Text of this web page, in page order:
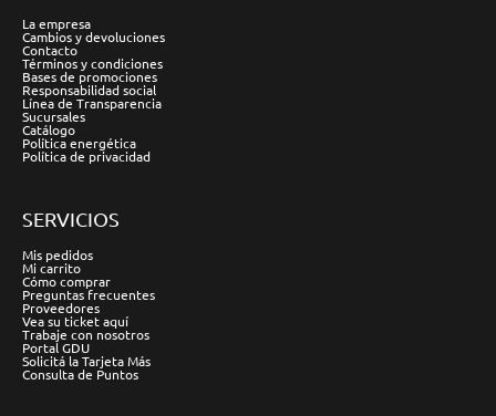
La empresa
Cambios y devoluciones
Contacto
Términos y condiciones
Bases de promociones
Responsabilidad social
Línea de Transparencia
Sucursales
Catálogo
Política energética
Política de privacidad
SERVICIOS
Mis pedidos
Mi carrito
Cómo comprar
Preguntas frecuentes
Proveedores
Vea su ticket aquí
Trabaje con nosotros
Portal GDU
Solicitá la Tarjeta Más
Consulta de Puntos